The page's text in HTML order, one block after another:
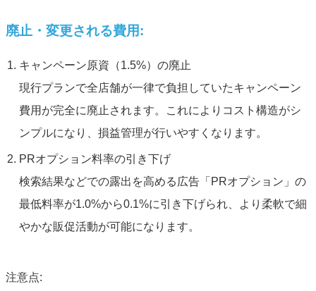
廃止・変更される費用:
キャンペーン原資（1.5%）の廃止
現行プランで全店舗が一律で負担していたキャンペーン
費用が完全に廃止されます。これによりコスト構造がシ
ンプルになり、損益管理が行いやすくなります。
PRオプション料率の引き下げ
検索結果などでの露出を高める広告「PRオプション」の
最低料率が1.0%から0.1%に引き下げられ、より柔軟で細
やかな販促活動が可能になります。
注意点: